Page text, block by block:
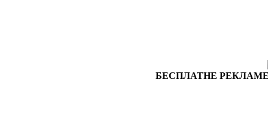
БЕСПЛАТНЕ